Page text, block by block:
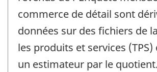
commerce de détail sont
données sur des fichiers de
les produits et services
un estimateur par le quotient.